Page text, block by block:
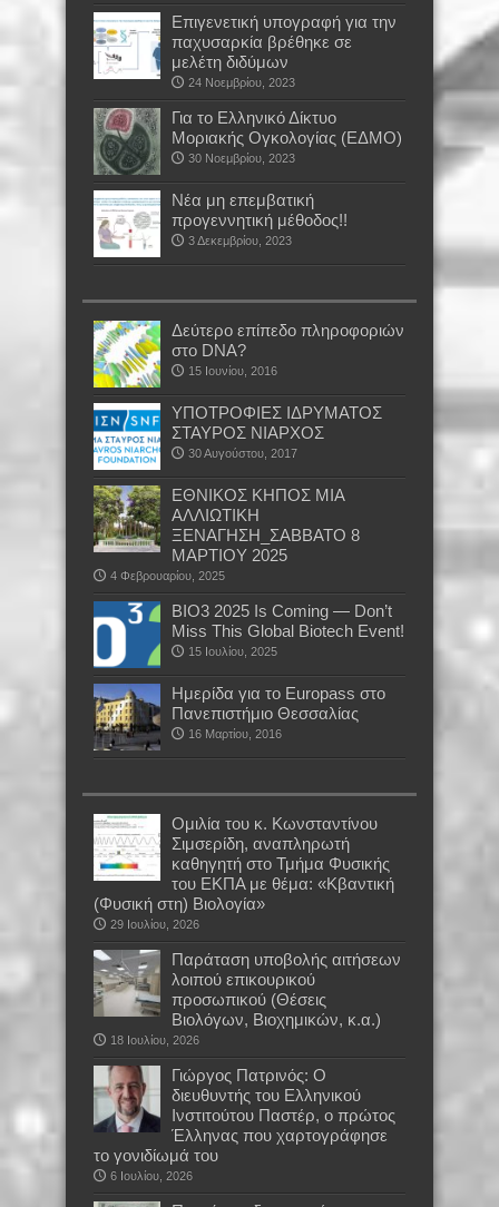
Επιγενετική υπογραφή για την
παχυσαρκία βρέθηκε σε
μελέτη διδύμων
24 Νοεμβρίου, 2023
Για το Ελληνικό Δίκτυο
Μοριακής Ογκολογίας (ΕΔΜΟ)
30 Νοεμβρίου, 2023
Νέα μη επεμβατική
προγεννητική μέθοδος!!
3 Δεκεμβρίου, 2023
Δεύτερο επίπεδο πληροφοριών
στο DNA?
15 Ιουνίου, 2016
ΥΠΟΤΡΟΦΙΕΣ ΙΔΡΥΜΑΤΟΣ
ΣΤΑΥΡΟΣ ΝΙΑΡΧΟΣ
30 Αυγούστου, 2017
ΕΘΝΙΚΟΣ ΚΗΠΟΣ ΜΙΑ
ΑΛΛΙΩΤΙΚΗ
ΞΕΝΑΓΗΣΗ_ΣΑΒΒΑΤΟ 8
ΜΑΡΤΙΟΥ 2025
4 Φεβρουαρίου, 2025
BIO3 2025 Is Coming — Don’t
Miss This Global Biotech Event!
15 Ιουλίου, 2025
Ημερίδα για το Europass στο
Πανεπιστήμιο Θεσσαλίας
16 Μαρτίου, 2016
Oμιλία του κ. Κωνσταντίνου
Σιμσερίδη, αναπληρωτή
καθηγητή στο Τμήμα Φυσικής
του ΕΚΠΑ με θέμα: «Κβαντική
(Φυσική στη) Βιολογία»
29 Ιουλίου, 2026
Παράταση υποβολής αιτήσεων
λοιπού επικουρικού
προσωπικού (Θέσεις
Βιολόγων, Βιοχημικών, κ.α.)
18 Ιουλίου, 2026
Γιώργος Πατρινός: Ο
διευθυντής του Ελληνικού
Ινστιτούτου Παστέρ, ο πρώτος
Έλληνας που χαρτογράφησε
το γονιδίωμά του
6 Ιουλίου, 2026